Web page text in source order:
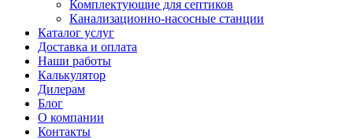
Комплектующие для септиков
Канализационно-насосные станции
Каталог услуг
Доставка и оплата
Наши работы
Калькулятор
Дилерам
Блог
О компании
Контакты